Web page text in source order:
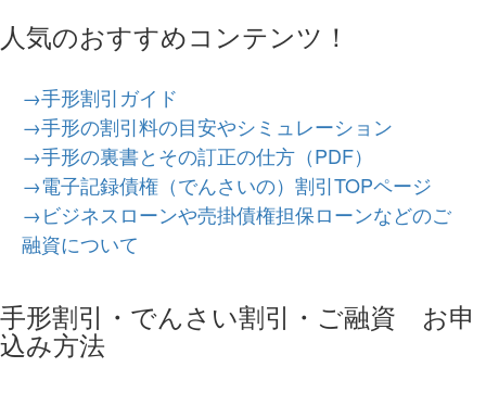
人気のおすすめコンテンツ！
→手形割引ガイド
→手形の割引料の目安やシミュレーション
→手形の裏書とその訂正の仕方（PDF）
→電子記録債権（でんさいの）割引TOPページ
→ビジネスローンや売掛債権担保ローンなどのご
融資について
手形割引・でんさい割引・ご融資 お申
込み方法